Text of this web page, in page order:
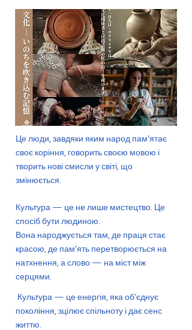
Це люди, завдяки яким народ пам’ятає
своє коріння, говорить своєю мовою і
творить нові смисли у світі, що
змінюється.
Культура — це не лише мистецтво. Це
спосіб бути людиною.
Вона народжується там, де праця стає
красою, де пам’ять перетворюється на
натхнення, а слово — на міст між
серцями.
Культура — це енергія, яка об’єднує
покоління, зцілює спільноту і дає сенс
життю.